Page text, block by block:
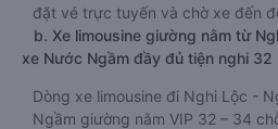
đặt vé trực tuyến và chờ xe đến
b. Xe limousine giường nằm từ
xe Nước Ngầm đầy đủ tiện nghi
Dòng xe limousine đi Nghi Lộc -
Ngầm giường nằm VIP 32 – 34